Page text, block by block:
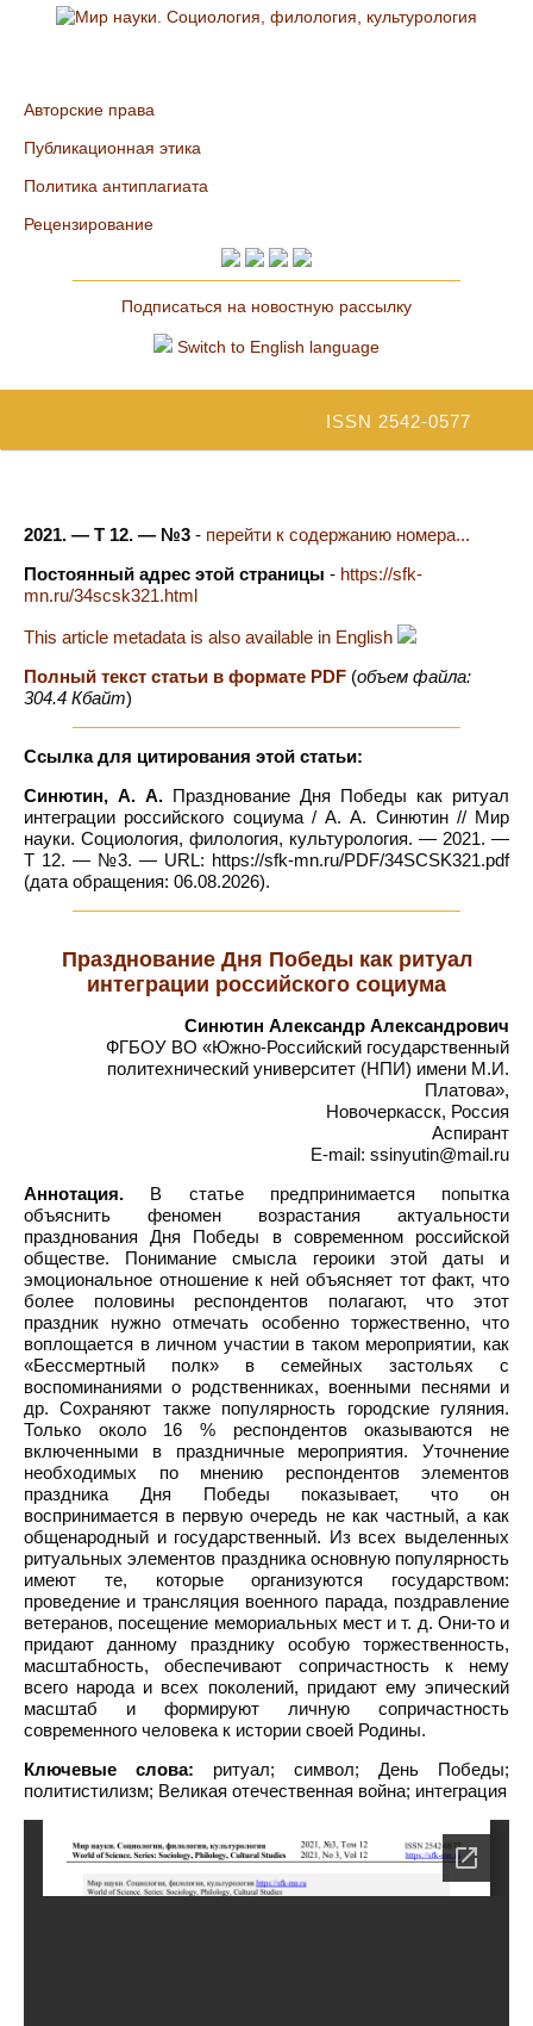
Авторские права
Публикационная этика
Политика антиплагиата
Рецензирование
Подписаться на новостную рассылку
Switch to English language
ISSN 2542-0577
2021. — Т 12. — №3 - перейти к содержанию номера...
Постоянный адрес этой страницы - https://sfk-
mn.ru/34scsk321.html
This article metadata is also available in English
Полный текст статьи в формате PDF (объем файла:
304.4 Кбайт)
Ссылка для цитирования этой статьи:
Синютин, А. А. Празднование Дня Победы как ритуал
интеграции российского социума / А. А. Синютин // Мир
науки. Социология, филология, культурология. — 2021. —
Т 12. — №3. — URL: https://sfk-mn.ru/PDF/34SCSK321.pdf
(дата обращения: 06.08.2026).
Празднование Дня Победы как ритуал
интеграции российского социума
Синютин Александр Александрович
ФГБОУ ВО «Южно-Российский государственный
политехнический университет (НПИ) имени М.И.
Платова»,
Новочеркасск, Россия
Аспирант
E-mail: ssinyutin@mail.ru
Аннотация. В статье предпринимается попытка
объяснить феномен возрастания актуальности
празднования Дня Победы в современном российской
обществе. Понимание смысла героики этой даты и
эмоциональное отношение к ней объясняет тот факт, что
более половины респондентов полагают, что этот
праздник нужно отмечать особенно торжественно, что
воплощается в личном участии в таком мероприятии, как
«Бессмертный полк» в семейных застольях с
воспоминаниями о родственниках, военными песнями и
др. Сохраняют также популярность городские гуляния.
Только около 16 % респондентов оказываются не
включенными в праздничные мероприятия. Уточнение
необходимых по мнению респондентов элементов
праздника Дня Победы показывает, что он
воспринимается в первую очередь не как частный, а как
общенародный и государственный. Из всех выделенных
ритуальных элементов праздника основную популярность
имеют те, которые организуются государством:
проведение и трансляция военного парада, поздравление
ветеранов, посещение мемориальных мест и т. д. Они-то и
придают данному празднику особую торжественность,
масштабность, обеспечивают сопричастность к нему
всего народа и всех поколений, придают ему эпический
масштаб и формируют личную сопричастность
современного человека к истории своей Родины.
Ключевые слова: ритуал; символ; День Победы;
политистилизм; Великая отечественная война; интеграция